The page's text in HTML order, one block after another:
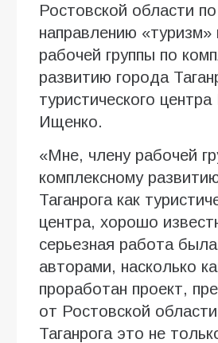
Ростовской области по
направлению «туризм»
рабочей группы по
развитию города
туристического
Ищенко.
«Мне, члену рабочей
комплексному
Таганрога как
центра, хорошо
серьезная работа
авторами, насколько
проработан проект,
от Ростовской
Таганрога это не